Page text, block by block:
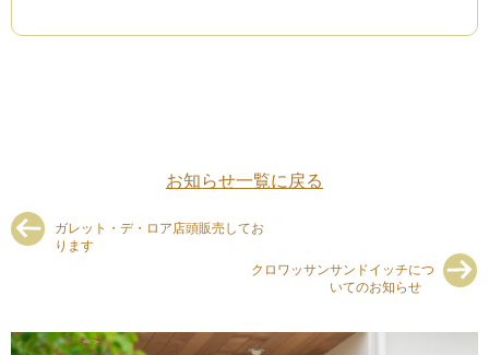
お知らせ一覧に戻る
ガレット・デ・ロア店頭販売してお
ります
クロワッサンサンドイッチにつ
いてのお知らせ